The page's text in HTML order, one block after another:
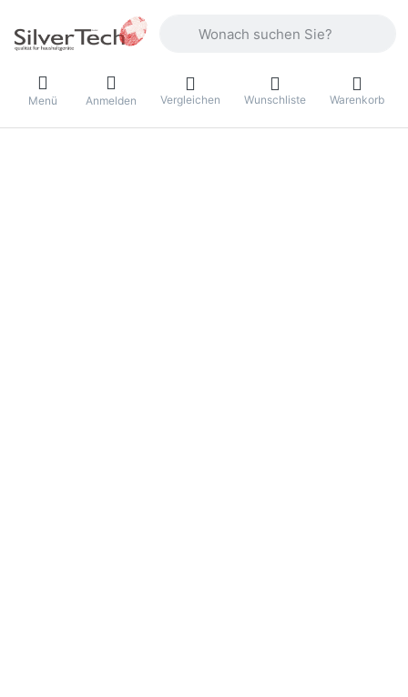
Menü Anmelden Vergleichen Wunschliste Warenkorb